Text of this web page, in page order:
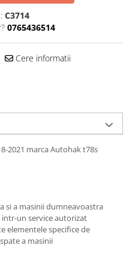
C3714
0765436514
Cere informatii
2021 marca Autohak t78s
si a masinii dumneavoastra
un service autorizat
elementele specifice de
a masinii